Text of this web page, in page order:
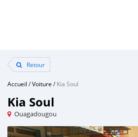
Retour
Accueil /Voiture /Kia Soul
Kia Soul
Ouagadougou